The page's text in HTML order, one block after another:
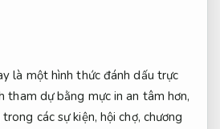
là một hình thức đánh dấu trực
tham dự bằng mực in an tâm hơn,
các sự kiện, hội chợ, chương